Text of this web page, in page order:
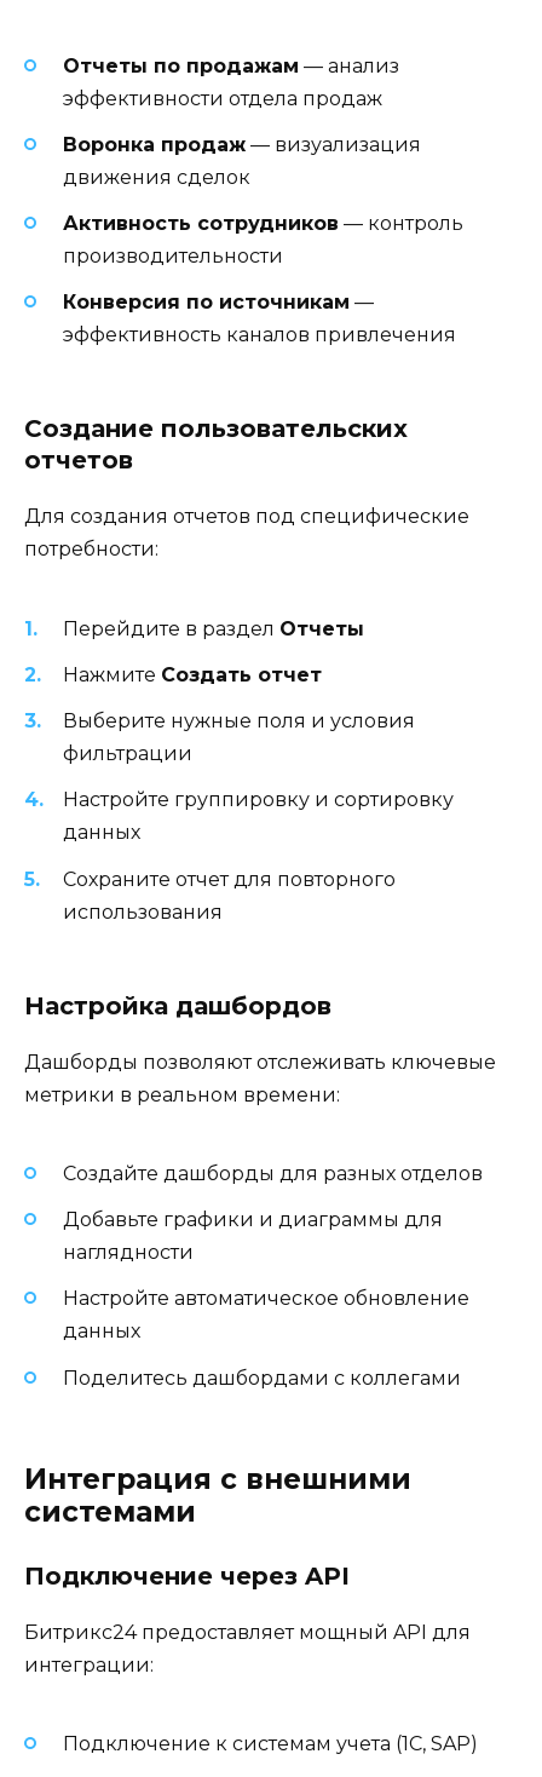
Отчеты по продажам — анализ
эффективности отдела продаж
Воронка продаж — визуализация
движения сделок
Активность сотрудников — контроль
производительности
Конверсия по источникам —
эффективность каналов привлечения
Создание пользовательских
отчетов
Для создания отчетов под специфические
потребности:
Перейдите в раздел Отчеты
Нажмите Создать отчет
Выберите нужные поля и условия
фильтрации
Настройте группировку и сортировку
данных
Сохраните отчет для повторного
использования
Настройка дашбордов
Дашборды позволяют отслеживать ключевые
метрики в реальном времени:
Создайте дашборды для разных отделов
Добавьте графики и диаграммы для
наглядности
Настройте автоматическое обновление
данных
Поделитесь дашбордами с коллегами
Интеграция с внешними
системами
Подключение через API
Битрикс24 предоставляет мощный API для
интеграции:
Подключение к системам учета (1С, SAP)